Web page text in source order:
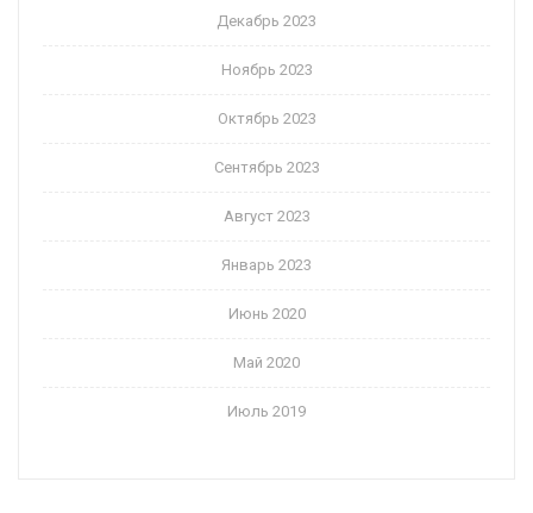
Декабрь 2023
Ноябрь 2023
Октябрь 2023
Сентябрь 2023
Август 2023
Январь 2023
Июнь 2020
Май 2020
Июль 2019